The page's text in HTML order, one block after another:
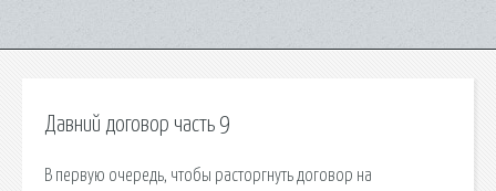
Давний договор часть 9
В первую очередь, чтобы расторгнуть договор на